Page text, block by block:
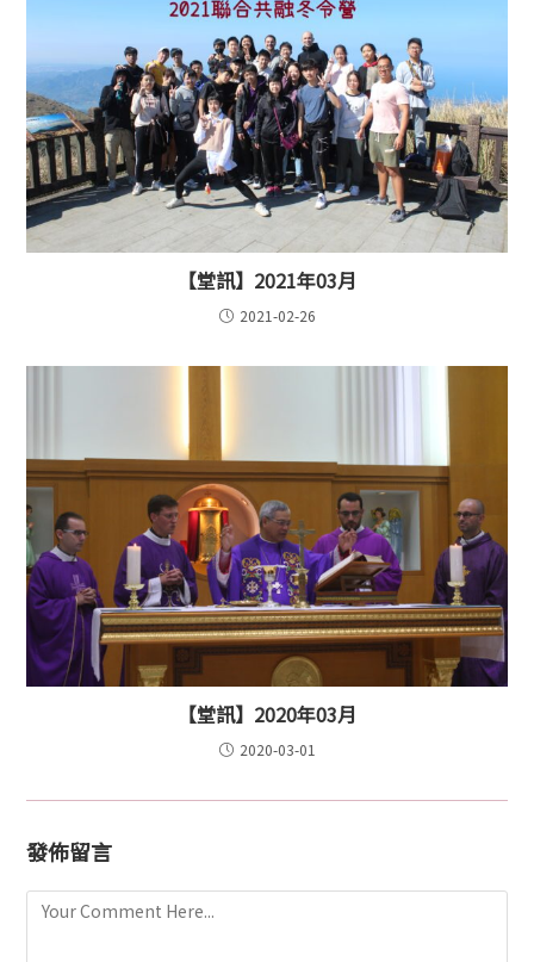
【堂訊】2021年03月
2021-02-26
【堂訊】2020年03月
2020-03-01
發佈留言